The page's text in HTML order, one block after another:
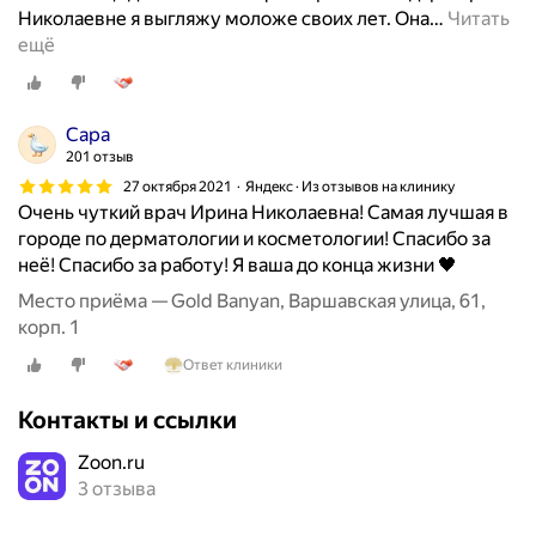
Николаевне я выгляжу моложе своих лет. Она… Читать
ещё
Сара
201 отзыв
27 октября 2021
Яндекс · Из отзывов на клинику
Очень чуткий врач Ирина Николаевна! Самая лучшая в
городе по дерматологии и косметологии! Спасибо за
неё! Спасибо за работу! Я ваша до конца жизни 🖤
Место приёма — Gold Banyan, Варшавская улица, 61,
корп. 1
Ответ клиники
Контакты и ссылки
Zoon.ru
3 отзыва